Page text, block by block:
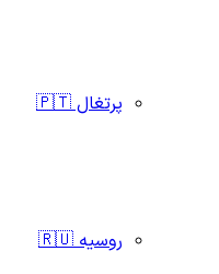
پرتغال 🇵🇹
روسیه 🇷🇺